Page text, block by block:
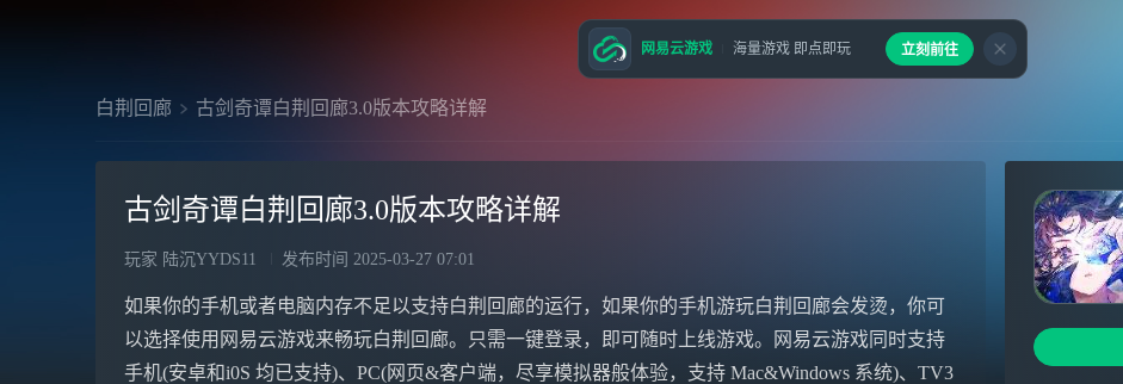
白荆回廊 古剑奇谭白荆回廊3.0版本攻略详解
古剑奇谭白荆回廊3.0版本攻略详解
玩家 陆沉YYDS11 发布时间 2025-03-27 07:01
如果你的手机或者电脑内存不足以支持白荆回廊的运行，如果你的手机游玩白荆回廊会发烫，你可
以选择使用网易云游戏来畅玩白荆回廊。只需一键登录，即可随时上线游戏。网易云游戏同时支持
手机(安卓和i0S 均已支持)、PC(网页&客户端，尽享模拟器般体验，支持 Mac&Windows 系统)、TV3
网易云游戏 海量游戏 即点即玩 立刻前往